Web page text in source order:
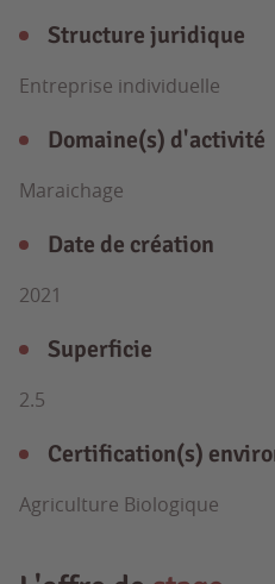
Structure juridique
Entreprise individuelle
Domaine(s) d'activité
Maraichage
Date de création
2021
Superficie
2.5
Certification(s)
Agriculture Biologique